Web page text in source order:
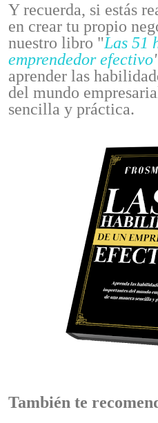
Y recuerda, si estás
en crear tu propio
nuestro libro "Las 51
emprendedor efectivo
aprender las
del mundo
sencilla y práctica.
También te